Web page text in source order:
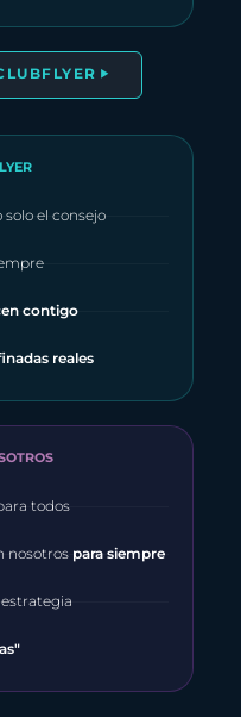
solo el consejo
contigo
reales
todos
nosotros para siempre